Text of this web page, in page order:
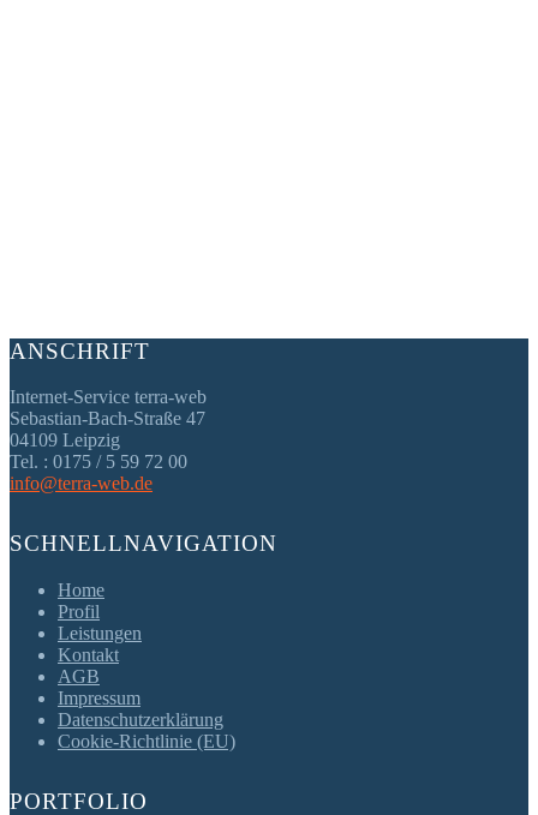
ANSCHRIFT
Internet-Service terra-web
Sebastian-Bach-Straße 47
04109 Leipzig
Tel. : 0175 / 5 59 72 00
info@terra-web.de
SCHNELLNAVIGATION
Home
Profil
Leistungen
Kontakt
AGB
Impressum
Datenschutzerklärung
Cookie-Richtlinie (EU)
PORTFOLIO